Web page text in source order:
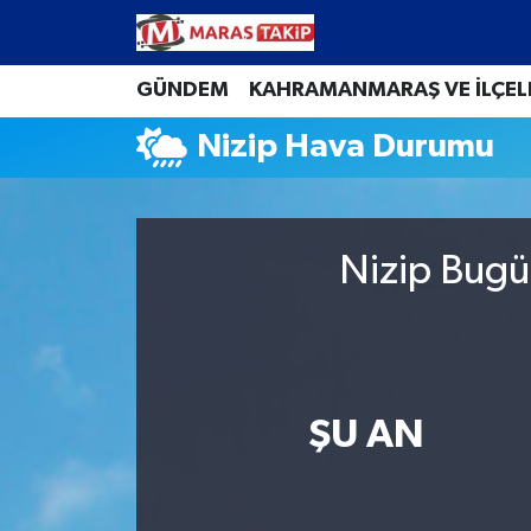
GÜNDEM KAHRAMANMARAŞ VE
Nizip Hava Durumu
Nizip
ŞU AN
Kahramanmaraş Nöbetçi Eczaneler
Kahramanmaraş Hava Durumu
Kahramanmaraş Trafik Yoğunluk Haritası